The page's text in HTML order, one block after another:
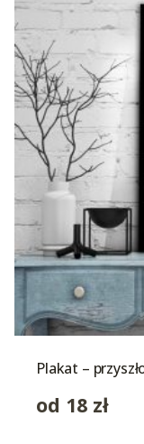
Plakat –
od 18 zł